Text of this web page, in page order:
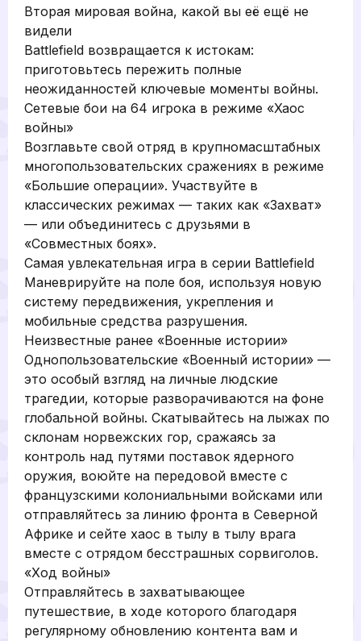
Вторая мировая война, какой вы её ещё не
видели
Battlefield возвращается к истокам:
приготовьтесь пережить полные
неожиданностей ключевые моменты войны.
Сетевые бои на 64 игрока в режиме «Хаос
войны»
Возглавьте свой отряд в крупномасштабных
многопользовательских сражениях в режиме
«Большие операции». Участвуйте в
классических режимах — таких как «Захват»
— или объединитесь с друзьями в
«Совместных боях».
Самая увлекательная игра в серии Battlefield
Маневрируйте на поле боя, используя новую
систему передвижения, укрепления и
мобильные средства разрушения.
Неизвестные ранее «Военные истории»
Однопользовательские «Военный истории» —
это особый взгляд на личные людские
трагедии, которые разворачиваются на фоне
глобальной войны. Скатывайтесь на лыжах по
склонам норвежских гор, сражаясь за
контроль над путями поставок ядерного
оружия, воюйте на передовой вместе с
французскими колониальными войсками или
отправляйтесь за линию фронта в Северной
Африке и сейте хаос в тылу в тылу врага
вместе с отрядом бесстрашных сорвиголов.
«Ход войны»
Отправляйтесь в захватывающее
путешествие, в ходе которого благодаря
регулярному обновлению контента вам и